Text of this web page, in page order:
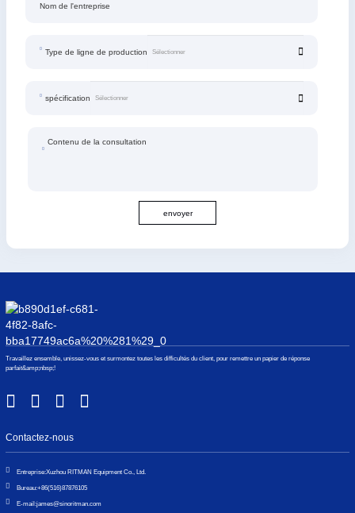
Nom de l'entreprise
Type de ligne de production
spécification
Contenu de la consultation
envoyer
Travaillez ensemble, unissez-vous et surmontez toutes les difficultés du client, pour remettre un papier de réponse
parfait&amp;nbsp;!
Contactez-nous
Entreprise:Xuzhou RITMAN Equipment Co., Ltd.
Bureau:+86(516)87876105
E-mail:james@sinoritman.com